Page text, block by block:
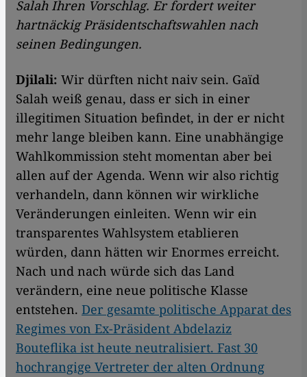
Salah Ihren Vorschlag. Er fordert weiter
hartnäckig Präsidentschaftswahlen nach
seinen Bedingungen.
Djilali: Wir dürften nicht naiv sein. Gaïd
Salah weiß genau, dass er sich in einer
illegitimen Situation befindet, in der er nicht
mehr lange bleiben kann. Eine unabhängige
Wahlkommission steht momentan aber bei
allen auf der Agenda. Wenn wir also richtig
verhandeln, dann können wir wirkliche
Veränderungen einleiten. Wenn wir ein
transparentes Wahlsystem etablieren
würden, dann hätten wir Enormes erreicht.
Nach und nach würde sich das Land
verändern, eine neue politische Klasse
entstehen. Der gesamte politische Apparat des
Regimes von Ex-Präsident Abdelaziz
Bouteflika ist heute neutralisiert. Fast 30
hochrangige Vertreter der alten Ordnung